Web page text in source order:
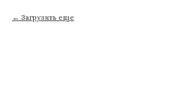
Загрузить еще